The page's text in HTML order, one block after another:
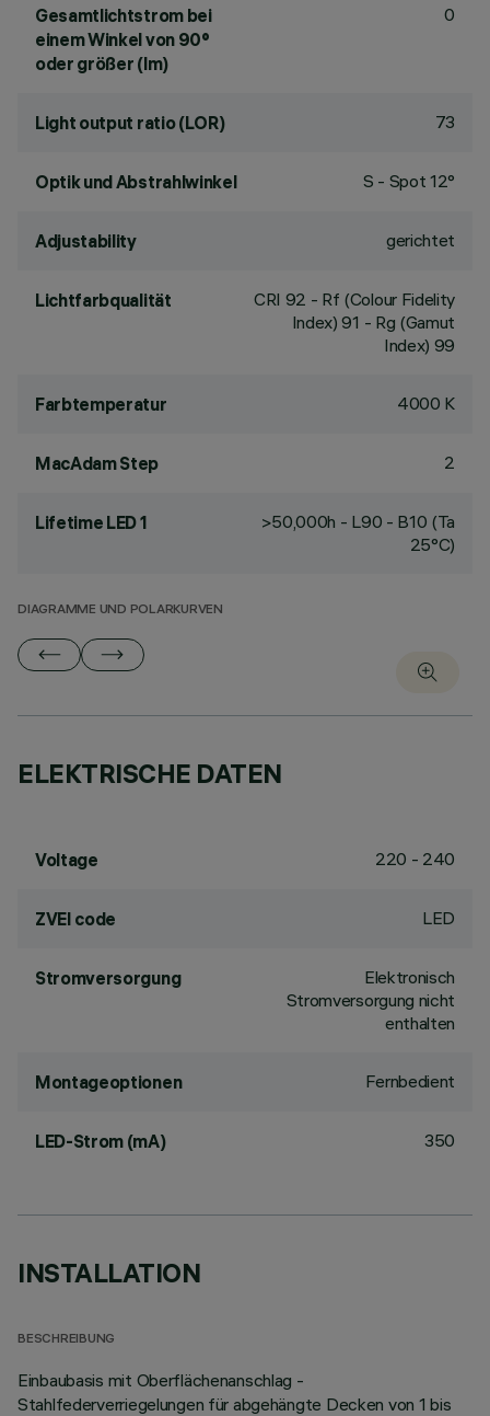
Gesamtlichtstrom bei
einem Winkel von 90°
oder größer (lm)
0
Light output ratio (LOR) 73
Optik und Abstrahlwinkel S - Spot 12°
Adjustability gerichtet
Lichtfarbqualität CRI 92 - Rf (Colour Fidelity
Index) 91 - Rg (Gamut
Index) 99
Farbtemperatur 4000 K
MacAdam Step 2
Lifetime LED 1
>50,000h - L90 - B10 (Ta
25°C)
DIAGRAMME UND POLARKURVEN
ELEKTRISCHE DATEN
Voltage 220 - 240
ZVEI code LED
Stromversorgung
Elektronisch
Stromversorgung nicht
enthalten
Montageoptionen Fernbedient
LED-Strom (mA) 350
INSTALLATION
BESCHREIBUNG
Einbaubasis mit Oberflächenanschlag -
Stahlfederverriegelungen für abgehängte Decken von 1 bis